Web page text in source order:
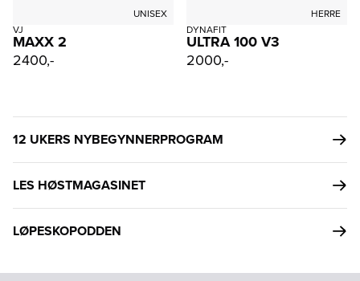
UNISEX
VJ
MAXX 2
2400,-
HERRE
DYNAFIT
ULTRA 100 V3
2000,-
12 UKERS NYBEGYNNERPROGRAM
LES HØSTMAGASINET
LØPESKOPODDEN